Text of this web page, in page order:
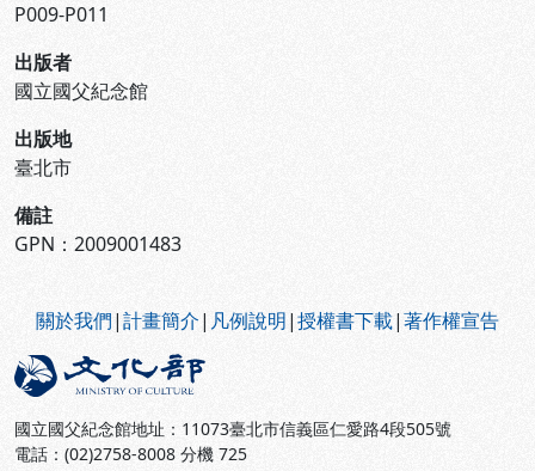
P009-P011
出版者
國立國父紀念館
出版地
臺北市
備註
GPN：2009001483
關於我們|計畫簡介| 凡例說明|授權書下載|著作權宣告
國立國父紀念館地址：11073臺北市信義區仁愛路4段505號
電話：(02)2758-8008 分機 725